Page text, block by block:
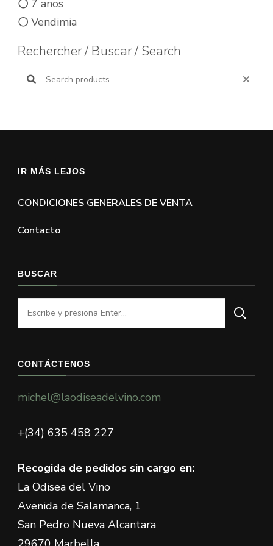
7 anos
Vendimia
Rechercher / Buscar / Search
Buscar productos:
IR MÁS LEJOS
CONDICIONES GENERALES DE VENTA
Contacto
BUSCAR
¿Buscas
algo?
CONTÁCTENOS
michel@laodiseadelvino.com
+(34) 635 458 227
Recogida de pedidos sin cargo en:
La Odisea del Vino
Avenida de Salamanca, 1
San Pedro Nueva Alcantara